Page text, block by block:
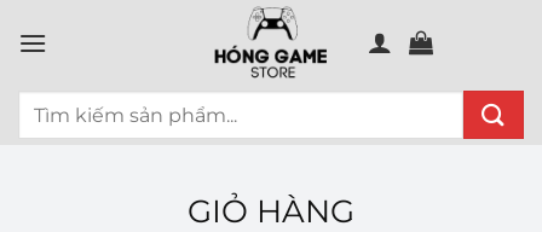
đến
dung
Tìm
GIỎ HÀNG